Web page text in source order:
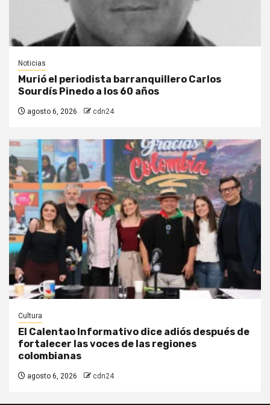
Noticias
Murió el periodista barranquillero Carlos
Sourdís Pinedo a los 60 años
agosto 6, 2026 cdn24
Cultura
El Calentao Informativo dice adiós después de
fortalecer las voces de las regiones
colombianas
agosto 6, 2026 cdn24